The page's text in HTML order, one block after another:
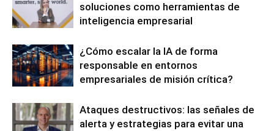
soluciones como herramientas de
inteligencia empresarial
¿Cómo escalar la IA de forma
responsable en entornos
empresariales de misión crítica?
Ataques destructivos: las señales de
alerta y estrategias para evitar una